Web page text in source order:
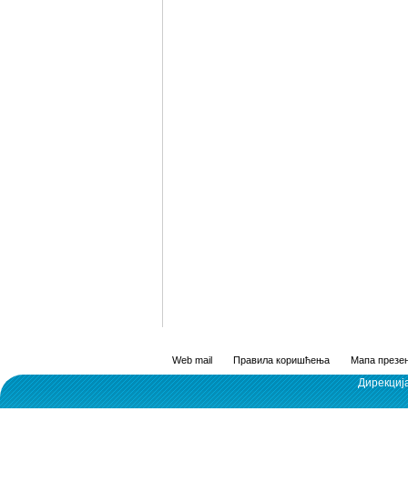
Web mail Правила коришћења Мапа